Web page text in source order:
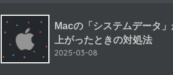
Macの「システムデータ
上がったときの対処法
2025-03-08